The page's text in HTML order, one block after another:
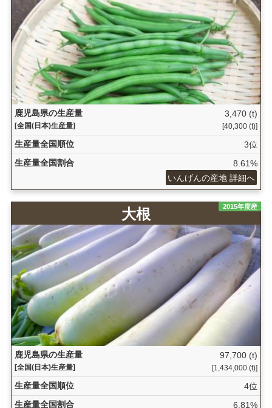
鹿児島県の生産量
[全国(日本)生産量]
3,470 (t)
[40,300 (t)]
生産量全国順位
3位
生産量全国割合
8.61%
いんげんの産地 詳細へ
2015年度産
大根
鹿児島県の生産量
[全国(日本)生産量]
97,700 (t)
[1,434,000 (t)]
生産量全国順位
4位
生産量全国割合
6.81%